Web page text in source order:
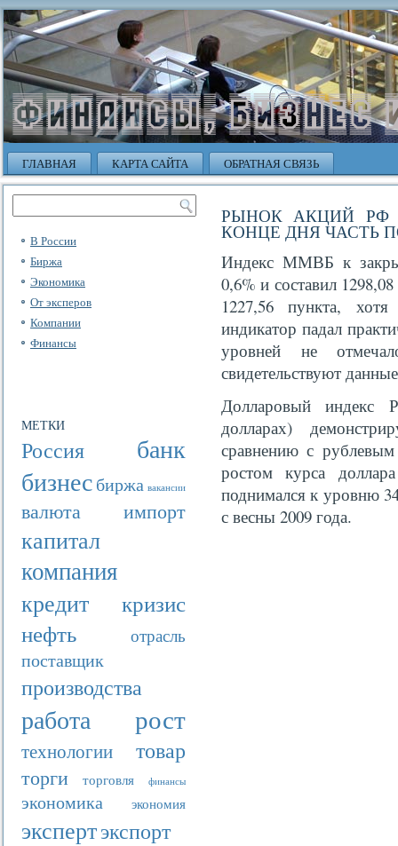
ГЛАВНАЯ КАРТА САЙТА ОБРАТНАЯ СВЯЗЬ
В России
Биржа
Экономика
От эксперов
Компании
Финансы
МЕТКИ
Россия банк
бизнесбиржа вакансии
валюта импорт
капитал
компания
кредит
кризис
нефть
отрасль
поставщик
производства
работа рост
технологии товар
торги торговля финансы
экономика экономия
экспертэкспорт
РЫНОК АКЦИЙ РФ
КОНЦЕ ДНЯ ЧАСТЬ
Индекс ММВБ к
0,6% и составил
1227,56 пункта,
индикатор падал
уровней не
свидетельствуют
Долларовый
долларах)
сравнению с
ростом курса
поднимался к уровню
с весны 2009 года.